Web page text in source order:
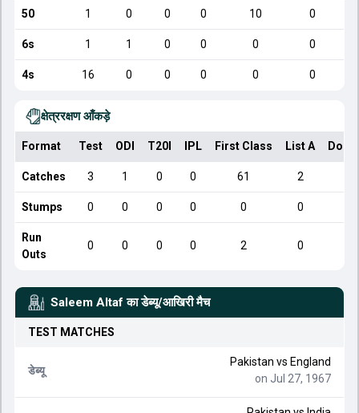
50 1 0 0 0 10 0
6s 1 1 0 0 0 0
4s 16 0 0 0 0 0
क्षेत्ररक्षण आँकड़े
Format Test ODI T20I IPL First Class List A
Catches 3 1 0 0 61 2
Stumps 0 0 0 0 0 0
Run
Outs
0 0 0 0 2 0
Saleem Altaf का डेब्यू/आखिरी मैच
TEST MATCHES
डेब्यू
Pakistan vs England
on Jul 27, 1967